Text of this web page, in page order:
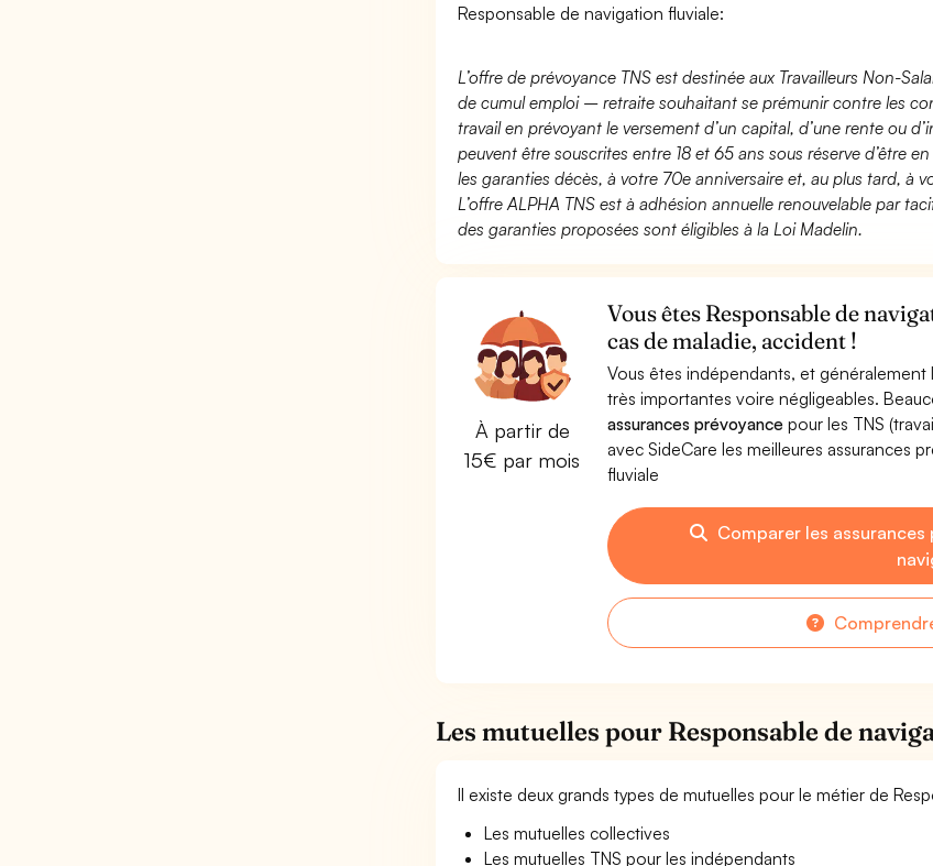
Responsable de navigation fluviale:
L’offre de prévoyance TNS est destinée aux Travailleurs Non-
de cumul emploi – retraite souhaitant se prémunir contre les
travail en prévoyant le versement d’un capital, d’une rente ou
peuvent être souscrites entre 18 et 65 ans sous réserve d’être
les garanties décès, à votre 70e anniversaire et, au plus tard, à
L’offre ALPHA TNS est à adhésion annuelle renouvelable par
des garanties proposées sont éligibles à la Loi Madelin.
À partir de
15€ par mois
Vous êtes Responsable de
cas de maladie, accident !
Vous êtes indépendants, et
très importantes voire négligeables.
assurances prévoyancepour les TNS
avec SideCare les meilleures assurances
fluviale
Comparer les
Les mutuelles pour Responsable de
Il existe deux grands types de mutuelles pour le métier de
Les mutuelles collectives
Les mutuelles TNS pour les indépendants